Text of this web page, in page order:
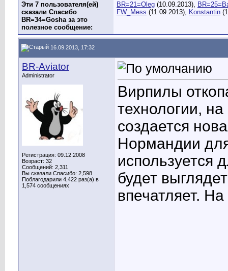
Эти 7 пользователя(ей)
сказали Спасибо
BR=34=Gosha за это
полезное сообщение:
BR=21=Oleg (10.09.2013),
FW_Mess (11.09.2013), Konstantin
16.09.2013, 17:32
BR-Aviator
Administrator
Регистрация: 09.12.2008
Возраст: 32
Сообщений: 2,311
Вы сказали Спасибо: 2,598
Поблагодарили 4,422 раз(а) в
1,574 сообщениях
Вирпилы
технологии,
создается
Нормандии
используется
будет
впечатляет.